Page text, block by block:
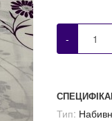
-
Тип: